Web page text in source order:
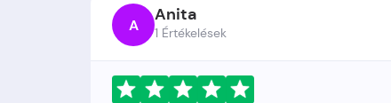
A Anita
1 Értékelések